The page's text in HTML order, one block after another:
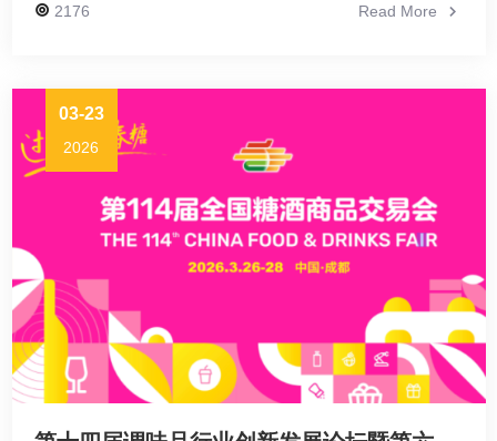
2176 Read More
03-23
2026